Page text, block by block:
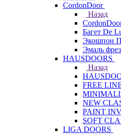
CordonDoor
Назад
Багет De
Экошпон
Эмаль
HAUSDOORS
Назад
FREE
NEW
PAINT
SOFT
LIGA DOORS